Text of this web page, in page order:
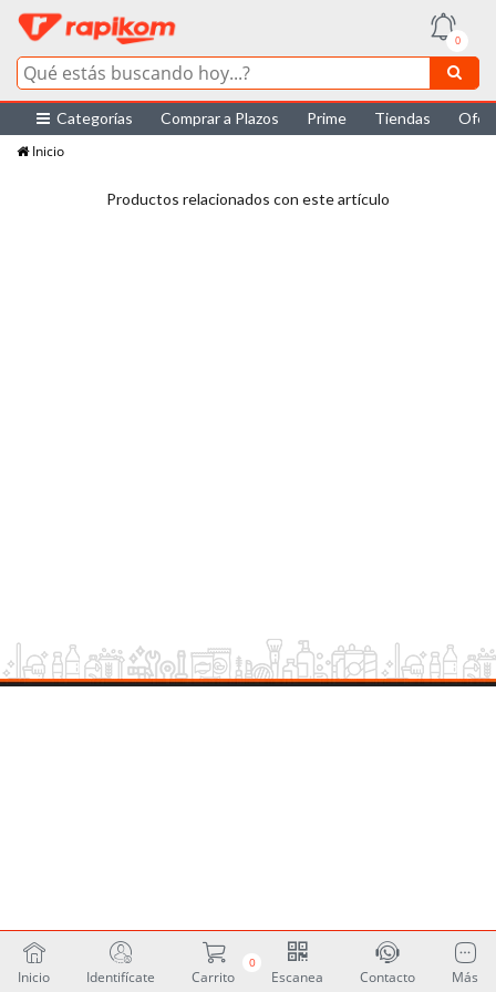
0
Categorías Comprar a Plazos Prime Tiendas
Inicio
Productos relacionados con este artículo
Inicio Identifícate
0
Carrito Escanea Contacto Más